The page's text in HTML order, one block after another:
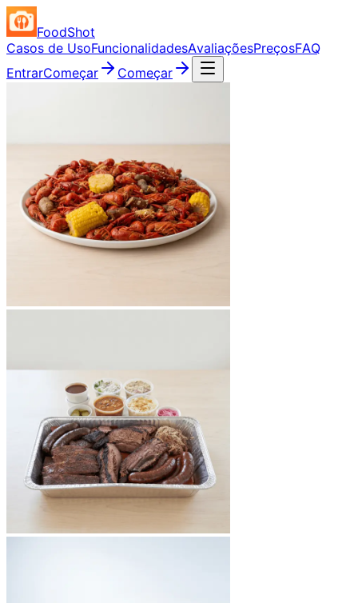
FoodShot
Casos de UsoFuncionalidadesAvaliaçõesPreçosFAQ
EntrarComeçar Começar